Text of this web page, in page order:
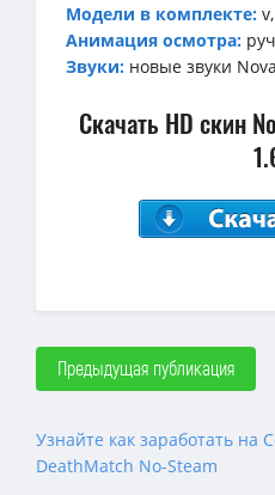
Модели в комплекте:
Анимация осмотра:
Звуки: новые звуки
Скачать HD скин
Предыдущая публикация
Узнайте как заработать на
DeathMatch No-Steam